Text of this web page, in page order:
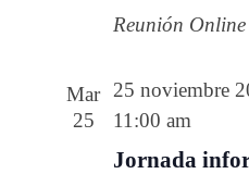
Reunión Online
Mar
25
Jornada
25 noviembre
11:00 am